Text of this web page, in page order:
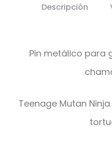
Descripción
Pin metálico para
Teenage Mutan